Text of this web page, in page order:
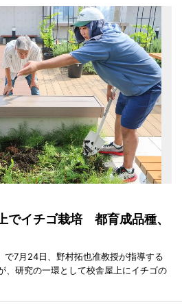
でイチゴ栽培 都育成品種、
で7月24日、野村拓也准教授が指導する
、研究の一環として校舎屋上にイチゴの